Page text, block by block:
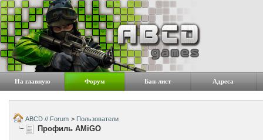
На главную Форум Бан-лист Адреса
ABCD // Forum > Пользователи
Профиль AMiGO